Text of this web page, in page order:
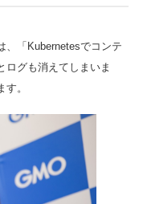
、「Kubernetesでコンテ
ログも消えてしまいま
。